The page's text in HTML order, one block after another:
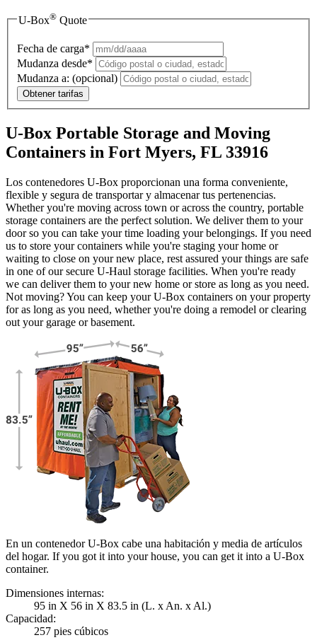
U-Box® Quote
Fecha de carga*
Mudanza desde*
Mudanza a: (opcional)
Obtener tarifas
U-Box Portable Storage and Moving
Containers in Fort Myers, FL 33916
Los contenedores U-Box proporcionan una forma conveniente,
flexible y segura de transportar y almacenar tus pertenencias.
Whether you're moving across town or across the country, portable
storage containers are the perfect solution. We deliver them to your
door so you can take your time loading your belongings. If you need
us to store your containers while you're staging your home or
waiting to close on your new place, rest assured your things are safe
in one of our secure U-Haul storage facilities. When you're ready
we can deliver them to your new home or store as long as you need.
Not moving? You can keep yourU-Box containers on your property
for as long as you need, whether you're doing a remodel or clearing
out your garage or basement.
En un contenedor U-Box cabe una habitación y media de artículos
del hogar. If you got it into your house, you can get it into a U-Box
container.
Dimensiones internas:
95 in X 56 in X 83.5 in (L. x An. x Al.)
Capacidad:
257 pies cúbicos